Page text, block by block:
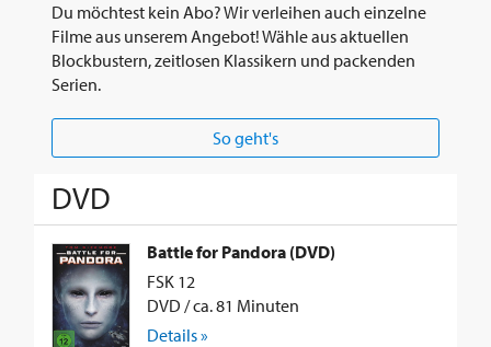
Du möchtest kein Abo? Wir verleihen auch einzelne
Filme aus unserem Angebot! Wähle aus aktuellen
Blockbustern, zeitlosen Klassikern und packenden
Serien.
So geht's
DVD
Battle for Pandora (DVD)
FSK 12
DVD / ca. 81 Minuten
Details »